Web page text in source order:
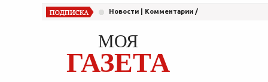
Новости Комментарии /
МОЯ
ГАЗЕТА